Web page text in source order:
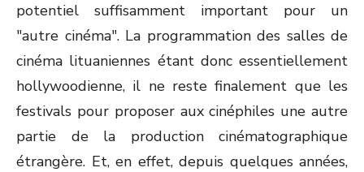
potentiel suffisamment important pour un
"autre cinéma". La programmation des salles de
cinéma lituaniennes étant donc essentiellement
hollywoodienne, il ne reste finalement que les
festivals pour proposer aux cinéphiles une autre
partie de la production cinématographique
étrangère. Et, en effet, depuis quelques années,